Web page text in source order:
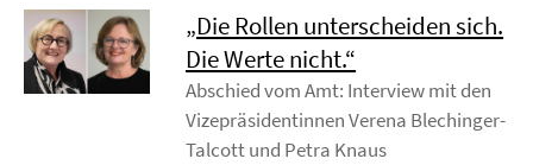
„Die Rollen unterscheiden sich.
Die Werte nicht.“
Abschied vom Amt: Interview mit den
Vizepräsidentinnen Verena Blechinger-
Talcott und Petra Knaus